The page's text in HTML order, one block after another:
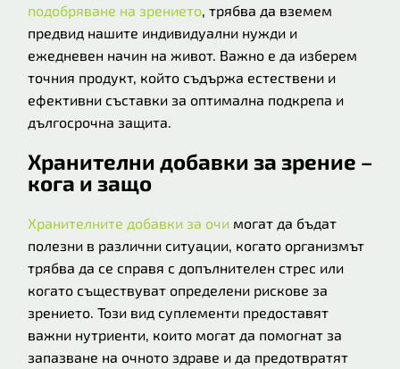
подобряване на зрението, трябва да вземем
предвид нашите индивидуални нужди и
ежедневен начин на живот. Важно е да изберем
точния продукт, който съдържа естествени и
ефективни съставки за оптимална подкрепа и
дългосрочна защита.
Хранителни добавки за зрение –
кога и защо
Хранителните добавки за очи могат да бъдат
полезни в различни ситуации, когато организмът
трябва да се справя с допълнителен стрес или
когато съществуват определени рискове за
зрението. Този вид суплементи предоставят
важни нутриенти, които могат да помогнат за
запазване на очното здраве и да предотвратят